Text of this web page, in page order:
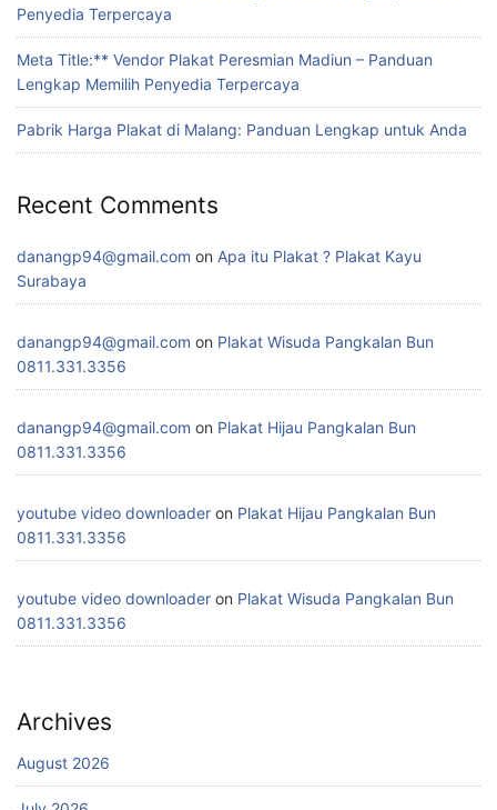
Penyedia Terpercaya
Meta Title:** Vendor Plakat Peresmian Madiun – Panduan
Lengkap Memilih Penyedia Terpercaya
Pabrik Harga Plakat di Malang: Panduan Lengkap untuk Anda
Recent Comments
danangp94@gmail.com on Apa itu Plakat ? Plakat Kayu
Surabaya
danangp94@gmail.com on Plakat Wisuda Pangkalan Bun
0811.331.3356
danangp94@gmail.com on Plakat Hijau Pangkalan Bun
0811.331.3356
youtube video downloader on Plakat Hijau Pangkalan Bun
0811.331.3356
youtube video downloader on Plakat Wisuda Pangkalan Bun
0811.331.3356
Archives
August 2026